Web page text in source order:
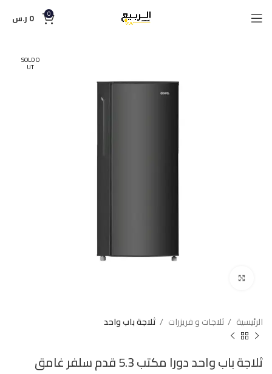
0
0 ر.س
SOLD O
UT
الرئيسية ثلاجات و فريزرات ثلاجة باب واحد
ثلاجة باب واحد دورا مكتب 5.3 قدم سلفر غامق